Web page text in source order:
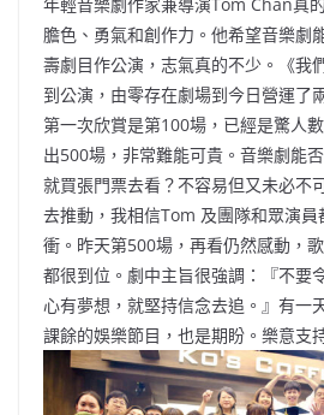
膽色、勇氣和創作力。他希望音樂劇
壽劇目作公演，志氣真的不少。《我
到公演，由零存在劇場到今日營運了
第一次欣賞是第100場，已經是驚人
出500場，非常難能可貴。音樂劇能
就買張門票去看？不容易但又未必不
去推動，我相信Tom 及團隊和眾演員
衝。昨天第500場，再看仍然感動，
都很到位。劇中主旨很強調：『不要
心有夢想，就堅持信念去追。』有一
課餘的娛樂節目，也是期盼。樂意支